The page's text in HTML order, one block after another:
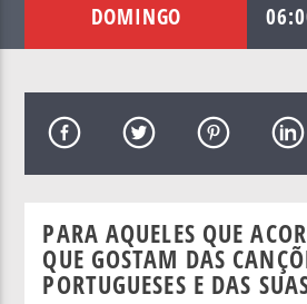
DOMINGO
PARA AQUELES QUE
QUE GOSTAM DAS
PORTUGUESES E DAS